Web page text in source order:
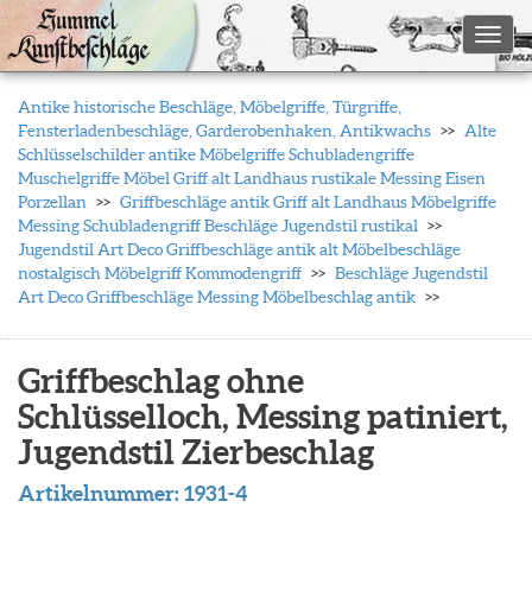
Antike historische Beschläge, Möbelgriffe, Türgriffe,
Fensterladenbeschläge, Garderobenhaken, Antikwachs
Alte
Schlüsselschilder antike Möbelgriffe Schubladengriffe
Muschelgriffe Möbel Griff alt Landhaus rustikale Messing Eisen
Porzellan
Griffbeschläge antik Griff alt Landhaus Möbelgriffe
Messing Schubladengriff Beschläge Jugendstil rustikal
Jugendstil Art Deco Griffbeschläge antik alt Möbelbeschläge
nostalgisch Möbelgriff Kommodengriff
Beschläge Jugendstil
Art Deco Griffbeschläge Messing Möbelbeschlag antik
Griffbeschlag ohne
Schlüsselloch, Messing patiniert,
Jugendstil Zierbeschlag
Artikelnummer:1931-4